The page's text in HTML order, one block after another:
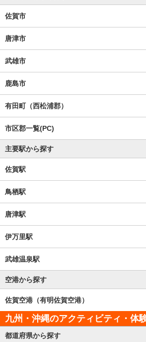
佐賀市
唐津市
武雄市
鹿島市
有田町（西松浦郡）
市区郡一覧(PC)
主要駅から探す
佐賀駅
鳥栖駅
唐津駅
伊万里駅
武雄温泉駅
空港から探す
佐賀空港（有明佐賀空港）
九州・沖縄のアクティビティ・体
都道府県から探す